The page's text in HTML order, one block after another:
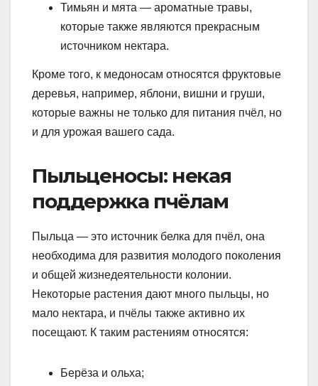
Тимьян и мята — ароматные травы,
которые также являются прекрасным
источником нектара.
Кроме того, к медоносам относятся фруктовые
деревья, например, яблони, вишни и груши,
которые важны не только для питания пчёл, но
и для урожая вашего сада.
Пыльценосы: некая
поддержка пчёлам
Пыльца — это источник белка для пчёл, она
необходима для развития молодого поколения
и общей жизнедеятельности колонии.
Некоторые растения дают много пыльцы, но
мало нектара, и пчёлы также активно их
посещают. К таким растениям относятся:
Берёза и ольха;